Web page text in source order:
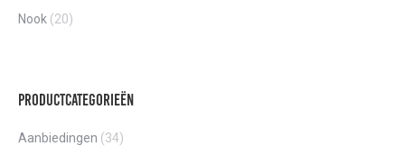
Nook (20)
Productcategorieën
Aanbiedingen (34)